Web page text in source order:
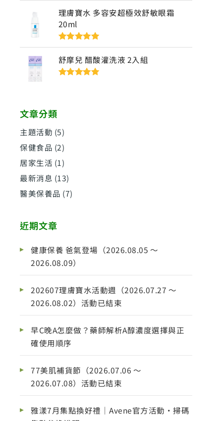
5
理膚寶水 多容安超極效舒敏眼霜
20ml
評分5滿分
5
舒摩兒 醋酸灌洗液 2入組
文章分類
主題活動 (5)
保健食品 (2)
居家生活 (1)
最新消息 (13)
醫美保養品 (7)
近期文章
健康保養 爸氣登場（2026.08.05 ～
2026.08.09）
202607理膚寶水活動週（2026.07.27 ～
2026.08.02）活動已結束
早C晚A怎麼做？藥師解析A醇濃度選擇與正
確使用順序
77美肌補貨節（2026.07.06 ～
2026.07.08）活動已結束
雅漾7月集點換好禮｜Avene官方活動・掃碼